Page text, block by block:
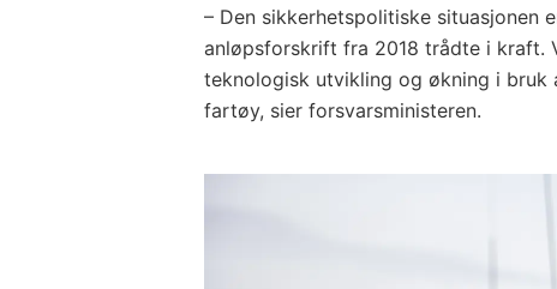
– Den sikkerhetspolitiske situasjonen
anløpsforskrift fra 2018 trådte i kraft.
teknologisk utvikling og økning i bruk
fartøy, sier forsvarsministeren.